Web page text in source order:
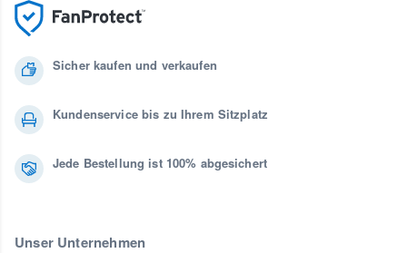
Sicher kaufen und verkaufen
Kundenservice bis zu Ihrem Sitzplatz
Jede Bestellung ist 100% abgesichert
Unser Unternehmen